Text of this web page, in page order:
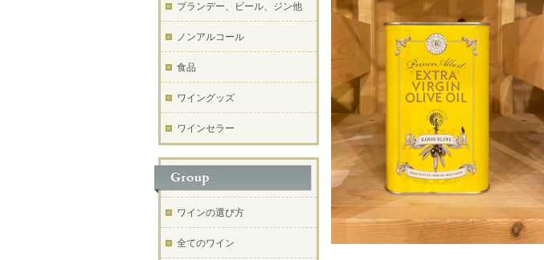
ブランデー、ビール、ジン他
ノンアルコール
食品
ワイングッズ
ワインセラー
ワインの選び方
全てのワイン